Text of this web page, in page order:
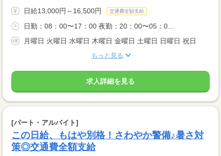
日給13,000円～16,500円 交通費全額支給
日勤：08：00〜17：00 夜勤：20：00〜05：0...
月曜日 火曜日 水曜日 木曜日 金曜日 土曜日 日曜日 祝日
もっと見る
求人詳細を見る
[パート・アルバイト]
この日給、もはや別格！さわやか警備♪暑さ対
策◎交通費全額支給